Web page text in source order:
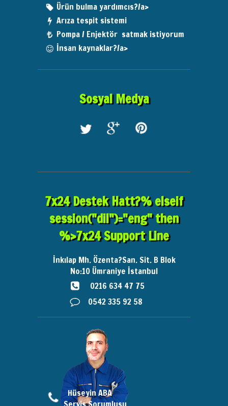
Ürün bulma yardımcıs?/a>
Arıza tespit sistemi
Pompa / Enjektör satmak istiyorum
İnsan kaynaklar?/a>
Sosyal Medya
7x24 Destek Hatt?% elseif
session("dil")="eng" then
%>7x24 Support Line
İnkılap Mh. Özenta?San. Sit. B Blok
No:10 Ümraniye İstanbul
0216 634 47 75
0542 335 92 58
Hüseyin ABA